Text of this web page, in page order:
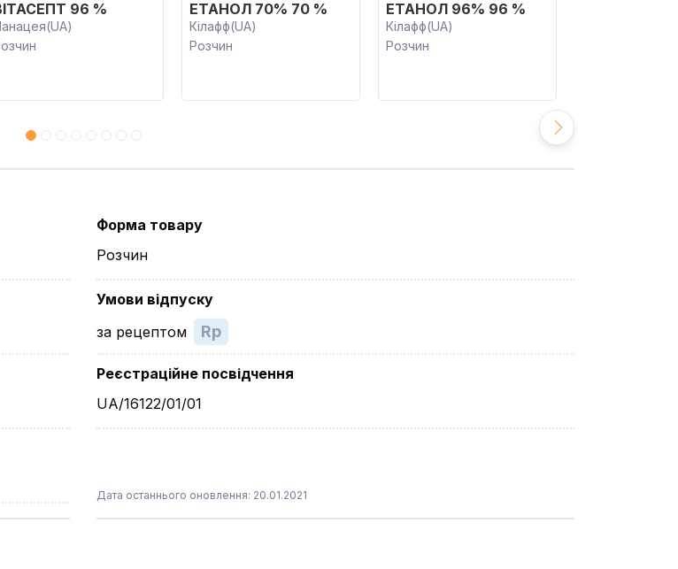
96 % ЕТАНОЛ 70% 70 %
Кілафф(UA)
Розчин
ЕТАНОЛ 96% 96 %
Кілафф(UA)
Розчин
Форма товару
Розчин
Умови відпуску
за рецептом
Rp
Реєстраційне посвідчення
UA/16122/01/01
Дата останнього оновлення: 20.01.2021